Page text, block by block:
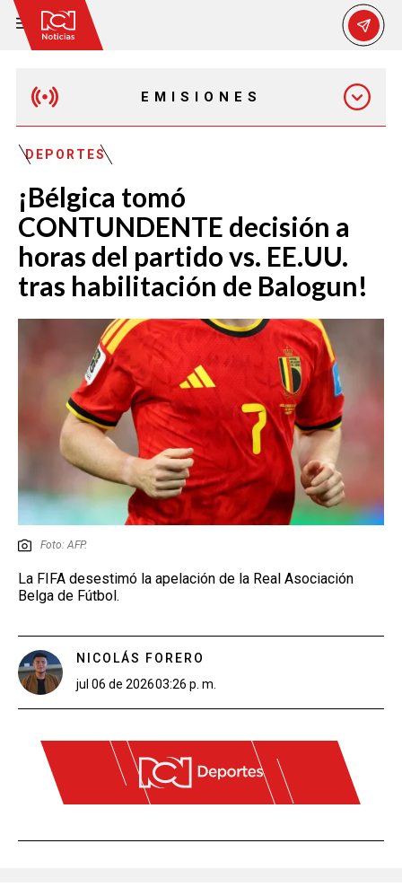
EMISIONES
EMISIÓN 7:00 PM
DEPORTES
¡Bélgica tomó
CONTUNDENTE decisión a
horas del partido vs. EE.UU.
tras habilitación de Balogun!
Foto: AFP.
La FIFA desestimó la apelación de la Real Asociación
Belga de Fútbol.
NICOLÁS FORERO
jul 06 de 202603:26 p. m.